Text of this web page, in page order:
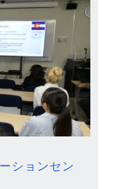
ションセン